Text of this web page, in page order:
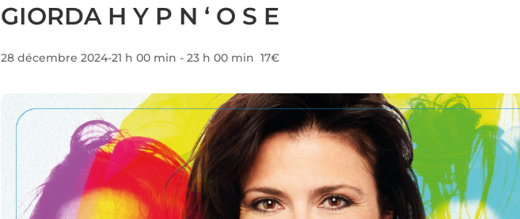
GIORDA H Y P N ‘ O S E
28 décembre 2024-21 h 00 min -23 h 00 min 17€